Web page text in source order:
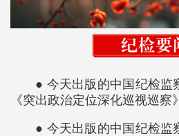
● 今天出版的中国纪检监
《突出政治定位深化巡视巡察
● 今天出版的中国纪检监